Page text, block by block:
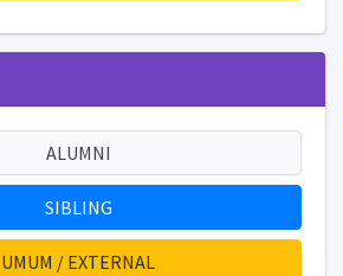
ALUMNI
SIBLING
UMUM / EXTERNAL